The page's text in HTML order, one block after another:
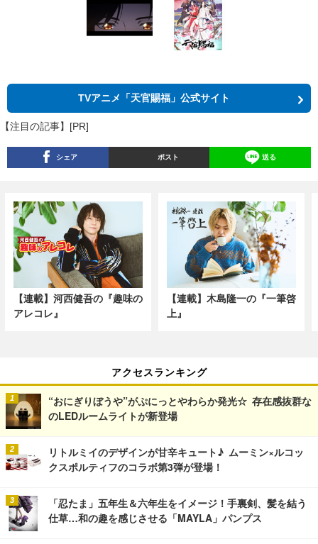
TVアニメ「天官賜福」公式サイト
【注目の記事】[PR]
シェア ポスト 送る
【連載】河西健吾の『趣味の
アレコレ』
【連載】木島隆一の『一筆啓
上』
アクセスランキング
“おにぎりぼうや”がぷにっとやわらか発光☆ 存在感抜群な
のLEDルームライトが新登場
リトルミイのデザインが甘辛キュート♪ ムーミン×ルコッ
クスポルティフのコラボ第3弾が登場！
「忍たま」五年生＆六年生をイメージ！手裏剣、髪を結う
仕草…和の趣を感じさせる「MAYLA」パンプス